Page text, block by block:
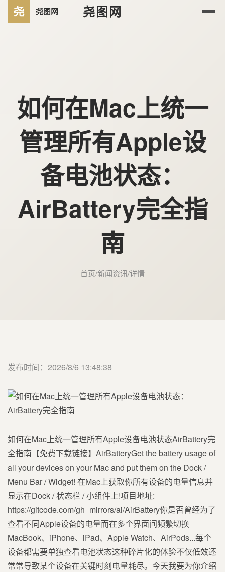
尧图网
如何在Mac上统一
管理所有Apple设
备电池状态：
AirBattery完全指
南
首页/新闻资讯/详情
发布时间：2026/8/6 13:48:38
如何在Mac上统一管理所有Apple设备电池状态AirBattery完
全指南【免费下载链接】AirBatteryGet the battery usage of
all your devices on your Mac and put them on the Dock /
Menu Bar / Widget! 在Mac上获取你所有设备的电量信息并
显示在Dock / 状态栏 / 小组件上!项目地址:
https://gitcode.com/gh_mirrors/ai/AirBattery你是否曾经为了
查看不同Apple设备的电量而在多个界面间频繁切换
MacBook、iPhone、iPad、Apple Watch、AirPods...每个
设备都需要单独查看电池状态这种碎片化的体验不仅低效还
常常导致某个设备在关键时刻电量耗尽。今天我要为你介绍